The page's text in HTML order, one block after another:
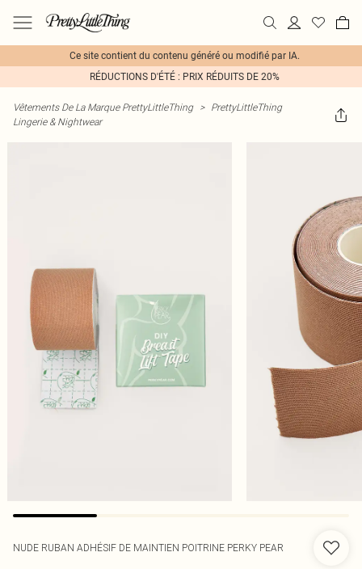
Ce site contient du contenu généré ou modifié par IA.
RÉDUCTIONS D'ÉTÉ : PRIX RÉDUITS DE 20%
Vêtements De La Marque PrettyLittleThing > PrettyLittleThing
Lingerie & Nightwear
NUDE RUBAN ADHÉSIF DE MAINTIEN POITRINE PERKY PEAR